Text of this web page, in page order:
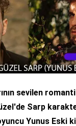
sevilen
Sarp
Yunus Eski